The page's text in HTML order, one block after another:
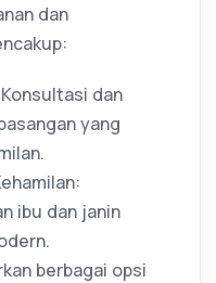
dan
dan
yang
ibu dan janin
berbagai opsi